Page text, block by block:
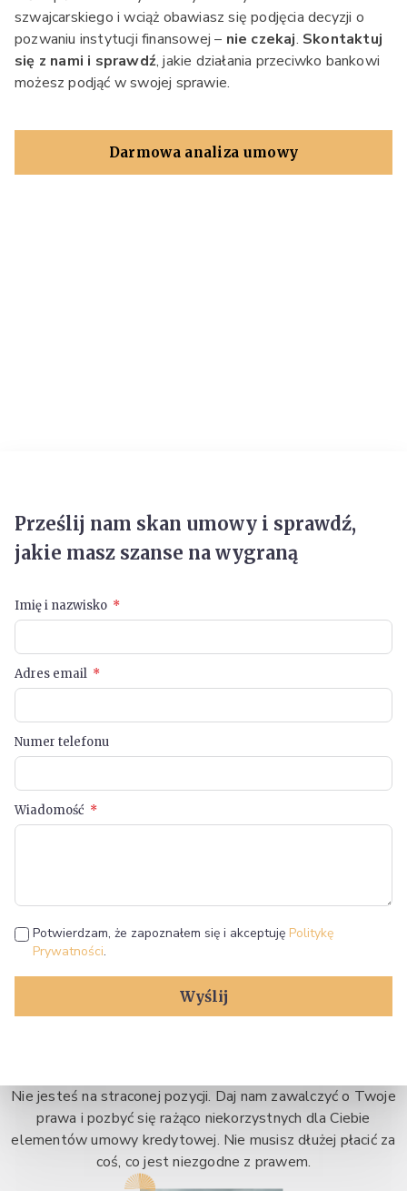
szwajcarskiego i wciąż obawiasz się podjęcia decyzji o
pozwaniu instytucji finansowej – nie czekaj. Skontaktuj
się z nami i sprawdź, jakie działania przeciwko bankowi
możesz podjąć w swojej sprawie.
Darmowa analiza umowy
Prześlij nam skan umowy i sprawdź,
jakie masz szanse na wygraną
Imię i nazwisko
Adres email
Numer telefonu
Wiadomość
Potwierdzam, że zapoznałem się i akceptuję Politykę
Prywatności.
Wyślij
Nie jesteś na straconej pozycji. Daj nam zawalczyć o Twoje
prawa i pozbyć się rażąco niekorzystnych dla Ciebie
elementów umowy kredytowej. Nie musisz dłużej płacić za
coś, co jest niezgodne z prawem.